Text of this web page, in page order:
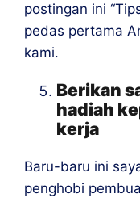
postingan ini
pedas pertama
kami.
Berikan
hadiah
kerja
Baru-baru ini
penghobi